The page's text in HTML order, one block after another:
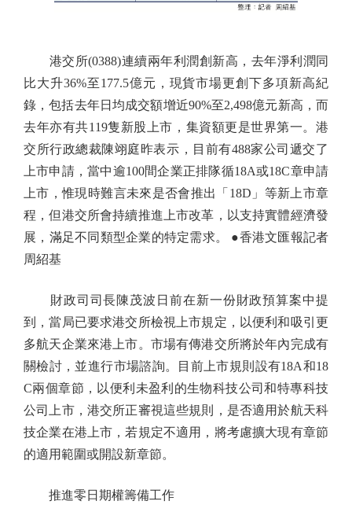
港交所(0388)連續兩年利潤創新高，去年淨利潤同
比大升36%至177.5億元，現貨市場更創下多項新高紀
錄，包括去年日均成交額增近90%至2,498億元新高，而
去年亦有共119隻新股上市，集資額更是世界第一。港
交所行政總裁陳翊庭昨表示，目前有488家公司遞交了
上市申請，當中逾100間企業正排隊循18A或18C章申請
上市，惟現時難言未來是否會推出「18D」等新上市章
程，但港交所會持續推進上市改革，以支持實體經濟發
展，滿足不同類型企業的特定需求。 ●香港文匯報記者
周紹基
財政司司長陳茂波日前在新一份財政預算案中提
到，當局已要求港交所檢視上市規定，以便利和吸引更
多航天企業來港上市。市場有傳港交所將於年內完成有
關檢討，並進行市場諮詢。目前上市規則設有18A和18
C兩個章節，以便利未盈利的生物科技公司和特專科技
公司上市，港交所正審視這些規則，是否適用於航天科
技企業在港上市，若規定不適用，將考慮擴大現有章節
的適用範圍或開設新章節。
推進零日期權籌備工作